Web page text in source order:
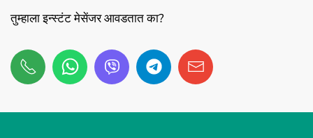
तुम्हाला इन्स्टंट मेसेंजर आवडतात का?